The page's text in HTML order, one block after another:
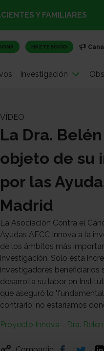
Y FAMILIARES
HAZTE SOCIO
Investigación
VÍDEO
La Dra.
objeto de su
por las
Madrid
La Asociación Contra el
Ayudas AECC Innova a la
de los ámbitos más
investigación. Solo ésta
investigadores beneficiarios
desarrolla su labor en
que aseguró lo
contrario, no estaríamos
Proyecto Innova - Dra.
Compartir: